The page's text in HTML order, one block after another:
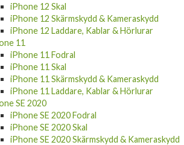
iPhone 12 Skal
iPhone 12 Skärmskydd & Kameraskydd
iPhone 12 Laddare, Kablar & Hörlurar
11
iPhone 11 Fodral
iPhone 11 Skal
iPhone 11 Skärmskydd & Kameraskydd
iPhone 11 Laddare, Kablar & Hörlurar
SE 2020
iPhone SE 2020 Fodral
iPhone SE 2020 Skal
iPhone SE 2020 Skärmskydd & Kameraskydd